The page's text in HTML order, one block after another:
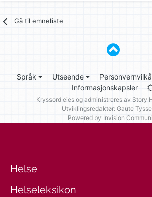
Gå til emneliste
Språk Utseende
Informasjonskapsler
Kryssord eies og administreres av Story
Utviklingsredaktør: Gaute
Powered by Invision
Helse
Helseleksikon